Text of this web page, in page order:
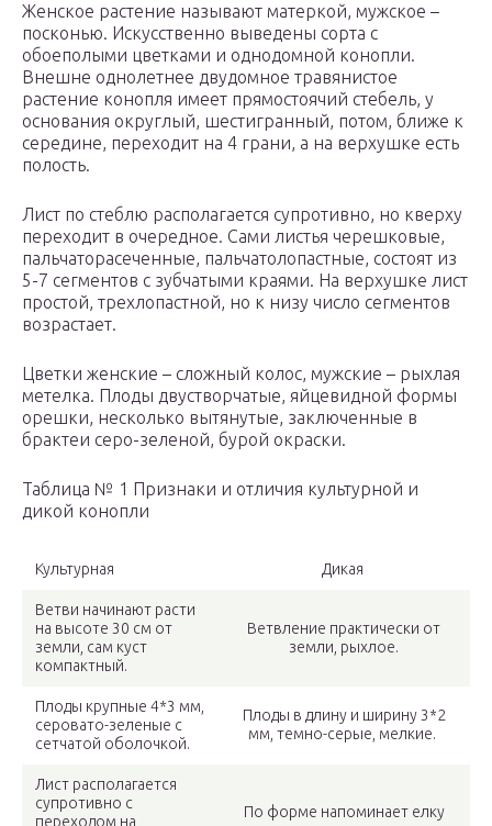
Женское растение называют матеркой, мужское –
посконью. Искусственно выведены сорта с
обоеполыми цветками и однодомной конопли.
Внешне однолетнее двудомное травянистое
растение конопля имеет прямостоячий стебель, у
основания округлый, шестигранный, потом, ближе к
середине, переходит на 4 грани, а на верхушке есть
полость.
Лист по стеблю располагается супротивно, но кверху
переходит в очередное. Сами листья черешковые,
пальчаторасеченные, пальчатолопастные, состоят из
5-7 сегментов с зубчатыми краями. На верхушке лист
простой, трехлопастной, но к низу число сегментов
возрастает.
Цветки женские – сложный колос, мужские – рыхлая
метелка. Плоды двустворчатые, яйцевидной формы
орешки, несколько вытянутые, заключенные в
брактеи серо-зеленой, бурой окраски.
Таблица № 1 Признаки и отличия культурной и
дикой конопли
Культурная Дикая
Ветви начинают расти
на высоте 30 см от
земли, сам куст
компактный.
Ветвление практически от
земли, рыхлое.
Плоды крупные 4*3 мм,
серовато-зеленые с
сетчатой оболочкой.
Плоды в длину и ширину 3*2
мм, темно-серые, мелкие.
Лист располагается
супротивно с
переходом на
По форме напоминает елку